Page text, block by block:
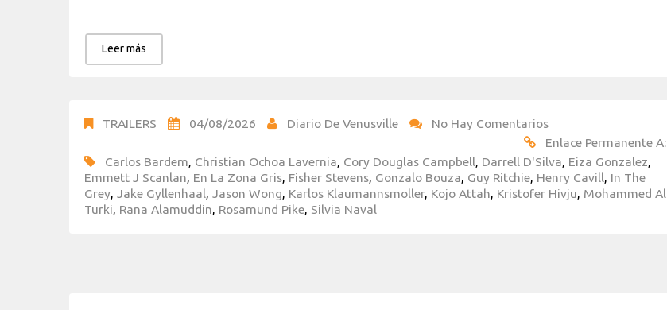
Leer más
TRAILERS 04/08/2026 Diario De Venusville
No Hay Comentarios
Enlace Permanente A:
Carlos Bardem, Christian Ochoa Lavernia, Cory Douglas Campbell, Darrell D'Silva, Eiza Gonzalez,
Emmett J Scanlan, En La Zona Gris, Fisher Stevens, Gonzalo Bouza, Guy Ritchie, Henry Cavill, In The
Grey, Jake Gyllenhaal, Jason Wong, Karlos Klaumannsmoller, Kojo Attah, Kristofer Hivju, Mohammed Al
Turki, Rana Alamuddin, Rosamund Pike, Silvia Naval